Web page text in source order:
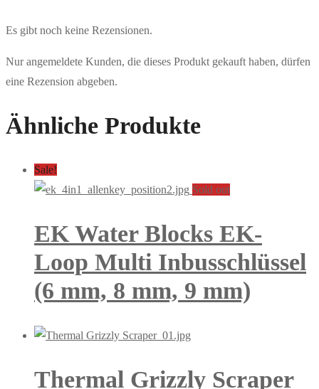
Es gibt noch keine Rezensionen.
Nur angemeldete Kunden, die dieses Produkt gekauft haben, dürfen
eine Rezension abgeben.
Ähnliche Produkte
Sale!
Sold out
EK Water Blocks EK-
Loop Multi Inbusschlüssel
(6 mm, 8 mm, 9 mm)
Thermal Grizzly Scraper